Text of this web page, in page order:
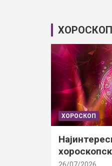
ХОРОСКОП
ХОРОСКОП